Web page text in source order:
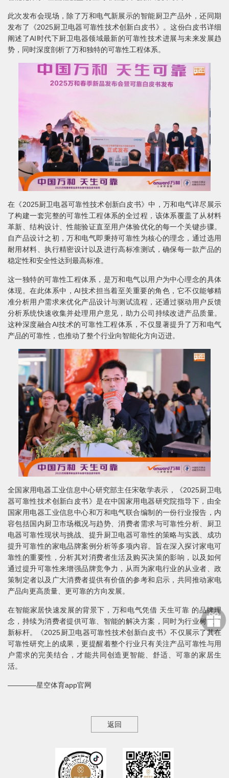
此次发布会现场，除了万和电气新展示的智能厨卫产品外，还同期
发布了《2025厨卫电器可靠性技术创新白皮书》。这份白皮书详细
阐述了AI时代下厨卫电器领域最新的可靠性技术进展与未来发展趋
势，同时深度剖析了万和独特的可靠性工程体系。
在《2025厨卫电器可靠性技术创新白皮书》中，万和电气详尽展示
了构建一套完整的可靠性工程体系的全过程，该体系覆盖了从材料
革新、结构设计、性能验证直至用户体验优化的每一个关键步骤。
自产品设计之初，万和电气即秉持可靠性为核心的理念，通过选用
耐用材料、执行精密设计以及进行高标准测试，确保每一款产品的
稳定性和安全性达到最高标准。
这一独特的可靠性工程体系，是万和电气以用户为中心理念的具体
体现。在此体系中，AI技术担当着至关重要的角色，它不仅能够精
准分析用户需求来优化产品设计与测试流程，还通过驱动用户反馈
分析系统快速收集并处理用户意见，助力公司持续改进产品质量。
这种深度融合AI技术的可靠性工程体系，不仅显著提升了万和电气
产品的可靠性，也推动了整个行业向智能化方向迈进。
全国家用电器工业信息中心研究部主任宋敬学表示，《2025厨卫电
器可靠性技术创新白皮书》是在中国家用电器研究院指导下，由全
国家用电器工业信息中心和万和电气联合编制的一份行业报告，内
容包括国内厨卫市场概况与趋势、消费者需求与可靠性分析、厨卫
电器可靠性现状与挑战、提升厨卫电器可靠性的策略与实践、成功
提升可靠性的家电品牌案例分析等多项内容。旨在深入探讨家电可
靠性的重要性，分析其对消费者生活及购买决策的影响，以及如何
通过提升可靠性来增强品牌竞争力，从而为家电行业的从业者、政
策制定者以及广大消费者提供有价值的参考和启示，共同推动家电
产品向更高质量、更可靠的方向发展。
在智能家居快速发展的背景下，万和电气凭借 天生可靠 的品牌理
念，持续为消费者提供可靠、智能的解决方案，同时为行业树立了
新标杆。《2025厨卫电器可靠性技术创新白皮书》不仅展示了其在
可靠性研究上的成果，更提醒着整个行业只有关注产品可靠性与用
户需求的完美结合，才能共同创造更智能、舒适、可靠的家居生
活。
————星空体育app官网
返回